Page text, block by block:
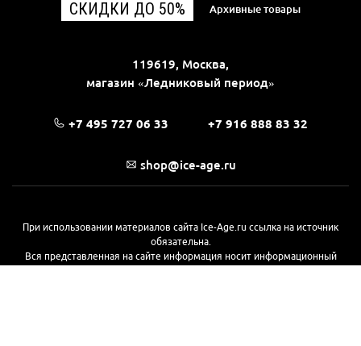
СКИДКИ ДО 50% Архивные товары
119619, Москва,
магазин «Ледниковый период»
+7 495 727 06 33 +7 916 888 83 32
shop@ice-age.ru
При использовании материалов сайта Ice-Age.ru ссылка на источник
обязательна.
Вся представленная на сайте информация носит информационный